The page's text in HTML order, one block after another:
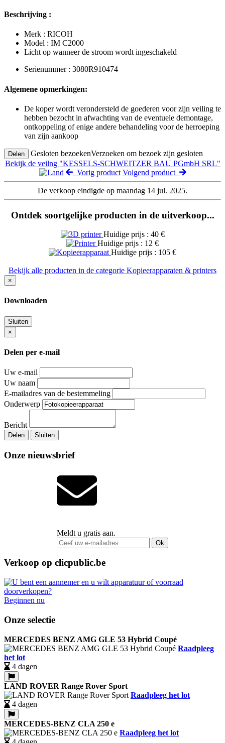
Beschrijving :
Merk : RICOH
Model : IM C2000
Licht op wanneer de stroom wordt ingeschakeld
Serienummer : 3080R910474
Algemene opmerkingen:
De koper wordt verondersteld de goederen voor zijn veiling te
hebben bezocht in afwachting van de eventuele demontage,
ontkoppeling of enige andere behandeling voor de herroeping
van zijn aankoop
Delen Gesloten bezoekenVerzoeken om bezoek zijn gesloten
Bekijk de veilng "KESSELS-SCHWEITZER BAU PGmbH SRL"
Vorig product Volgend product
De verkoop eindigde op maandag 14 jul. 2025.
Ontdek soortgelijke producten in de uitverkoop...
Huidige prijs : 40 €
Huidige prijs : 12 €
Huidige prijs : 105 €
Bekijk alle producten in de categorie Kopieerapparaten & printers
×
Downloaden
Sluiten
×
Delen per e-mail
Uw e-mail
Uw naam
E-mailadres van de bestemmeling
Onderwerp
Bericht
Delen Sluiten
Onze nieuwsbrief
Meldt u gratis aan.
Ok
Verkoop op clicpublic.be
Beginnen nu
Onze selectie
MERCEDES BENZ AMG GLE 53 Hybrid Coupé
Raadpleeg
het lot
4 dagen
LAND ROVER Range Rover Sport
Raadpleeg het lot
4 dagen
MERCEDES-BENZ CLA 250 e
Raadpleeg het lot